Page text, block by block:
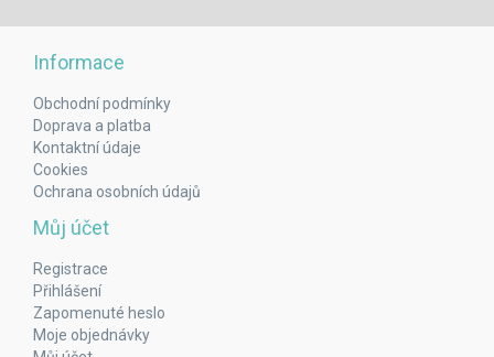
Informace
Obchodní podmínky
Doprava a platba
Kontaktní údaje
Cookies
Ochrana osobních údajů
Můj účet
Registrace
Přihlášení
Zapomenuté heslo
Moje objednávky